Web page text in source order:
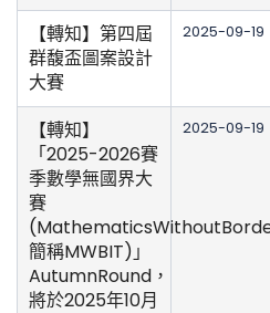
【轉知】第四屆
群馥盃圖案設計
大賽
2025-09-19
【轉知】
「2025-2026賽
季數學無國界大
賽
簡稱MWBIT)」
AutumnRound，
將於2025年10月
2025-09-19